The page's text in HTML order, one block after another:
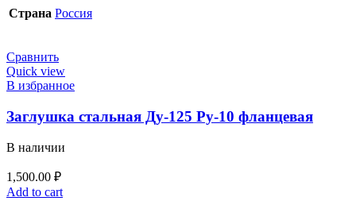
Страна Россия
Сравнить
Quick view
В избранное
Заглушка стальная Ду-125 Ру-10 фланцевая
В наличии
1,500.00 ₽
Add to cart